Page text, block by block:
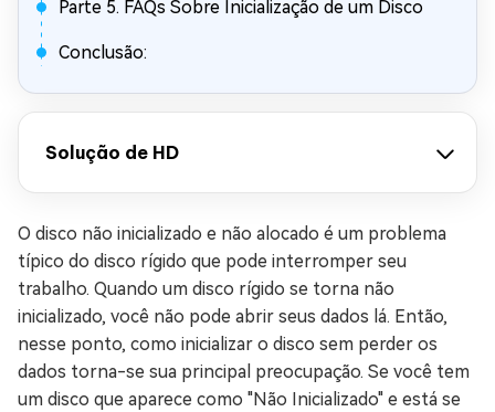
Parte 5. FAQs Sobre Inicialização de um Disco
Conclusão:
Solução de HD
O disco não inicializado e não alocado é um problema
típico do disco rígido que pode interromper seu
trabalho. Quando um disco rígido se torna não
inicializado, você não pode abrir seus dados lá. Então,
nesse ponto, como inicializar o disco sem perder os
dados torna-se sua principal preocupação. Se você tem
um disco que aparece como "Não Inicializado" e está se